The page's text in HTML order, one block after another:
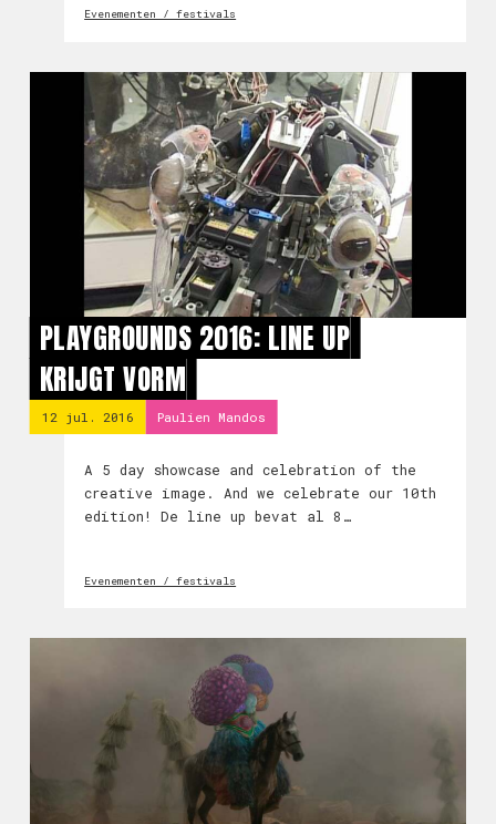
Evenementen / festivals
PLAYGROUNDS 2016: LINE UP
KRIJGT VORM
12 jul. 2016 Paulien Mandos
A 5 day showcase and celebration of the
creative image. And we celebrate our 10th
edition! De line up bevat al 8
Evenementen / festivals